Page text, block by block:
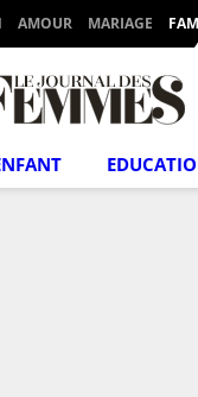
AMOUR MARIAGE